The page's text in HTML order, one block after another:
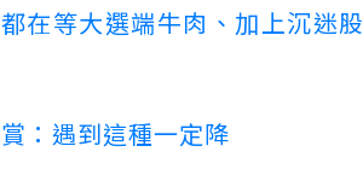
在等大選端牛肉、加上沉迷股
：遇到這種一定降